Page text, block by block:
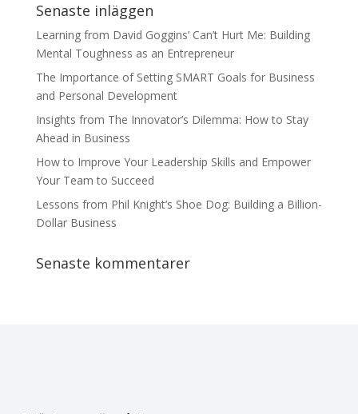
Senaste inläggen
Learning from David Goggins’ Can’t Hurt Me: Building
Mental Toughness as an Entrepreneur
The Importance of Setting SMART Goals for Business
and Personal Development
Insights from The Innovator’s Dilemma: How to Stay
Ahead in Business
How to Improve Your Leadership Skills and Empower
Your Team to Succeed
Lessons from Phil Knight’s Shoe Dog: Building a Billion-
Dollar Business
Senaste kommentarer